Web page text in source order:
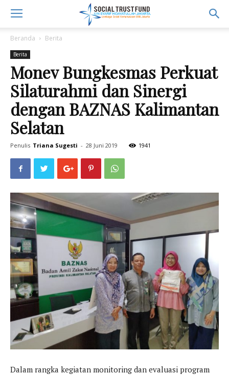
Beranda Berita
Berita
Monev Bungkesmas Perkuat
Silaturahmi dan Sinergi
dengan BAZNAS Kalimantan
Selatan
Penulis Triana Sugesti - 28 Juni 2019 1941
Dalam rangka kegiatan monitoring dan evaluasi program